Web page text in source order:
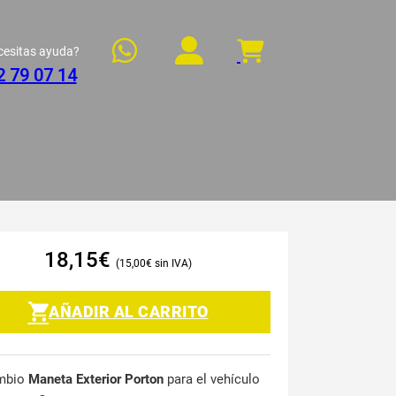
ayuda?
79 07 14
18,15€ 15,00€
AÑADIR AL CARRITO
Maneta Exterior Porton para el vehículo